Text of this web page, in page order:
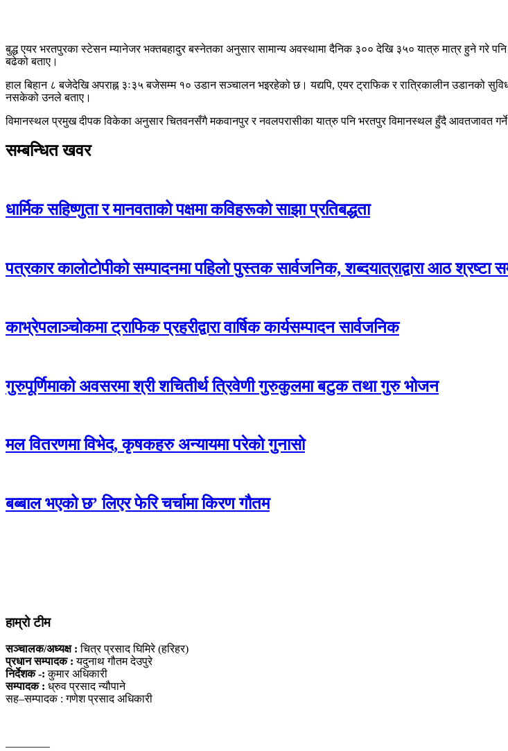
बुद्ध एयर भरतपुरका स्टेसन म्यानेजर भक्तबहादुर बस्नेतका अनुसार सामान्य अवस्थामा दैनिक ३०० देखि ३५० यात्रु मात्र हुने
बढेको बताए।
हाल बिहान ८ बजेदेखि अपराह्न ३ः३५ बजेसम्म १० उडान सञ्चालन भइरहेको छ। यद्यपि, एयर ट्राफिक र रात्रिकालीन उडानको
नसकेको उनले बताए।
विमानस्थल प्रमुख दीपक विकेका अनुसार चितवनसँगै मकवानपुर र नवलपरासीका यात्रु पनि भरतपुर विमानस्थल हुँदै आवतजावत
सम्बन्धित खवर
धार्मिक सहिष्णुता र मानवताको पक्षमा कविहरूको साझा प्रतिबद्धता
पत्रकार कालोटोपीको सम्पादनमा पहिलो पुस्तक सार्वजनिक, शब्दयात्राद्वारा आठ श्रष्टा
काभ्रेपलाञ्चोकमा ट्राफिक प्रहरीद्वारा वार्षिक कार्यसम्पादन सार्वजनिक
गुरुपूर्णिमाको अवसरमा श्री शचितीर्थ त्रिवेणी गुरुकुलमा बटुक तथा गुरु भोजन
मल वितरणमा विभेद, कृषकहरु अन्यायमा परेको गुनासो
बब्बाल भएको छ’ लिएर फेरि चर्चामा किरण गौतम
हाम्रो टीम
सञ्चालक/अध्यक्ष : चित्र प्रसाद घिमिरे (हरिहर)
प्रधान सम्पादक : यदुनाथ गौतम देउपुरे
निर्देशक -: कुमार अधिकारी
सम्पादक : ध्रुव प्रसाद न्यौपाने
सह–सम्पादक : गणेश प्रसाद अधिकारी
————